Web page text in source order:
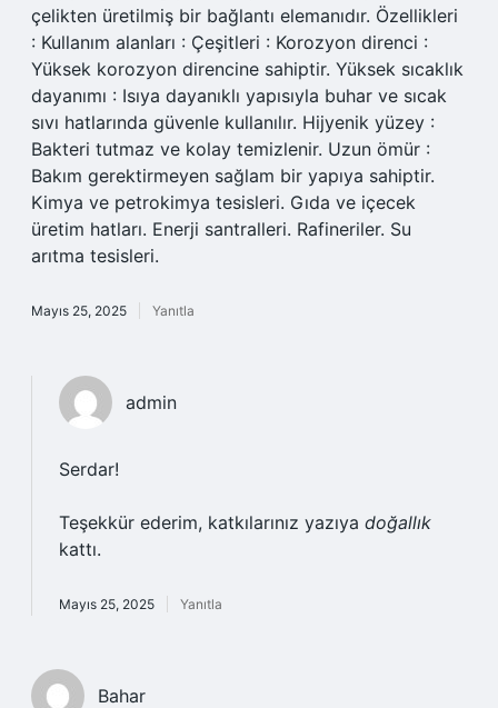
çelikten üretilmiş bir bağlantı elemanıdır. Özellikleri
: Kullanım alanları : Çeşitleri : Korozyon direnci :
Yüksek korozyon direncine sahiptir. Yüksek sıcaklık
dayanımı : Isıya dayanıklı yapısıyla buhar ve sıcak
sıvı hatlarında güvenle kullanılır. Hijyenik yüzey :
Bakteri tutmaz ve kolay temizlenir. Uzun ömür :
Bakım gerektirmeyen sağlam bir yapıya sahiptir.
Kimya ve petrokimya tesisleri. Gıda ve içecek
üretim hatları. Enerji santralleri. Rafineriler. Su
arıtma tesisleri.
Mayıs 25, 2025 Yanıtla
admin
Serdar!
Teşekkür ederim, katkılarınız yazıya doğallık
kattı.
Mayıs 25, 2025 Yanıtla
Bahar